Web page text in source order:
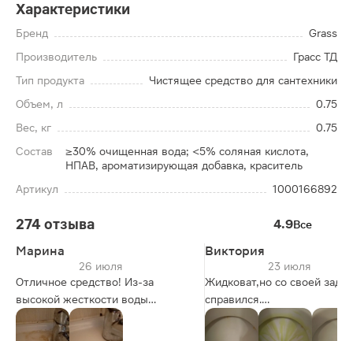
Характеристики
Бренд
Grass
Производитель
Грасс ТД
Тип продукта
Чистящее средство для сантехники
Объем, л
0.75
Вес, кг
0.75
Состав
≥30% очищенная вода; <5% соляная кислота,
НПАВ, ароматизирующая добавка, краситель
Артикул
1000166892
274 отзыва 4.9Все
Марина
26 июля
Отличное средство! Из-за
высокой жесткости воды
образуется известковый налет,
который сложно убрать, если
Виктория
23 июля
Жидковат,но со своей
справился.
Едкого запаха нет.